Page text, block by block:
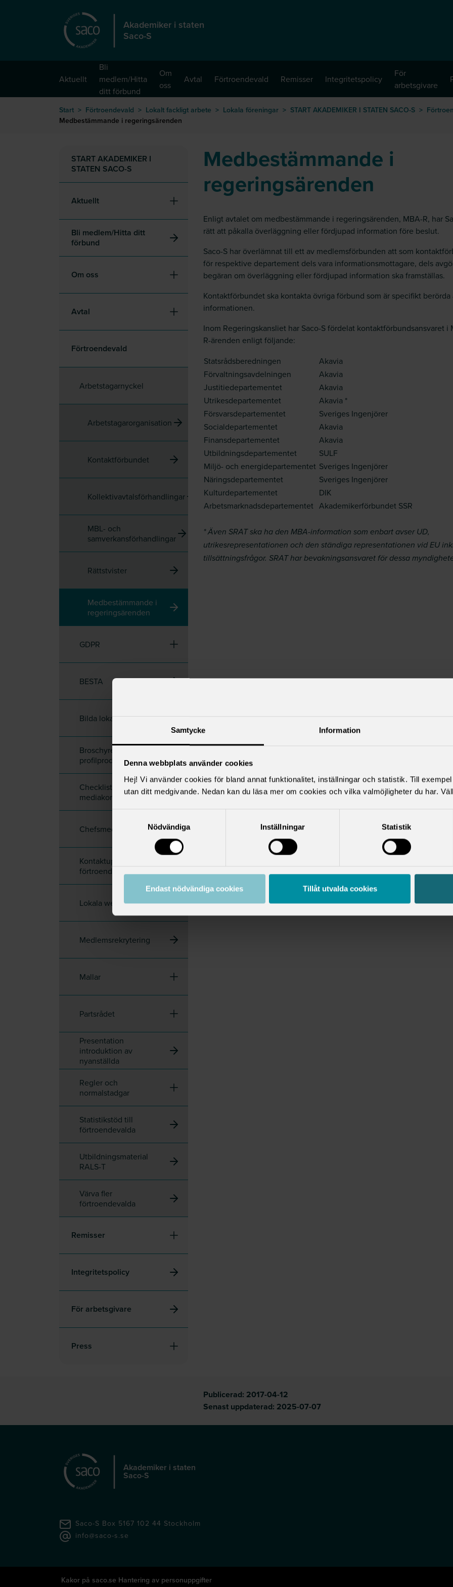
Samtycke Information
Denna webbplats använder cookies
Hej! Vi använder cookies för bland annat funktionalitet, inställningar och statistik. Till
utan ditt medgivande. Nedan kan du läsa mer om cookies och vilka valmöjligheter du har.
Nödvändiga
Inställningar Statistik
Endast nödvändiga cookies Tillåt utvalda cookies
Akademiker i staten
Saco-S
Aktuellt
Bli
medlem/Hitta
ditt förbund
Om
oss
Avtal Förtroendevald Remisser Integritetspolicy
För
arbetsgivare
Start > Förtroendevald > Lokalt fackligt arbete > Lokala föreningar > START AKADEMIKER I STATEN SACO-S >
Medbestämmande i regeringsärenden
START AKADEMIKER I
STATEN SACO-S
Aktuellt
Bli medlem/Hitta ditt
förbund
Om oss
Avtal
Förtroendevald
Arbetstagarnyckel
Arbetstagarorganisation
Kontaktförbundet
Kollektivavtalsförhandlingar
MBL- och
samverkansförhandlingar
Rättstvister
Medbestämmande i
regeringsärenden
GDPR
BESTA
Bilda lokalförening
Broschyrer och
profilprodukter
Checklista för
mediakontakter
Chefsmedlemmar
Kontaktuppgifter till
förtroendevalda
Lokala webbplatser
Medlemsrekrytering
Mallar
Partsrådet
Presentation
introduktion av
nyanställda
Regler och
normalstadgar
Statistikstöd till
förtroendevalda
Utbildningsmaterial
RALS-T
Värva fler
förtroendevalda
Remisser
Integritetspolicy
För arbetsgivare
Press
Medbestämmande i
regeringsärenden
Enligt avtalet om medbestämmande i regeringsärenden, MBA-R, har
rätt att påkalla överläggning eller fördjupad information före beslut.
Saco-S har överlämnat till ett av medlemsförbunden att som
för respektive departement dels vara informationsmottagare, dels
begäran om överläggning eller fördjupad information ska framställas.
Kontaktförbundet ska kontakta övriga förbund som är specifikt berörda
informationen.
Inom Regeringskansliet har Saco-S fördelat kontaktförbundsansvaret i
R-ärenden enligt följande:
Statsrådsberedningen
Akavia
Förvaltningsavdelningen
Akavia
Justitiedepartementet
Akavia
Utrikesdepartementet
Akavia *
Försvarsdepartementet
Sveriges Ingenjörer
Socialdepartementet
Akavia
Finansdepartementet
Akavia
Utbildningsdepartementet
SULF
Miljö- och energidepartementet Sveriges Ingenjörer
Näringsdepartementet
Sveriges Ingenjörer
Kulturdepartementet
DIK
Arbetsmarknadsdepartementet Akademikerförbundet SSR
* Även SRAT ska ha den MBA-information som enbart avser UD,
utrikesrepresentationen och den ständiga representationen vid EU
tillsättningsfrågor. SRAT har bevakningsansvaret för dessa
Publicerad: 2017-04-12
Senast uppdaterad: 2025-07-07
Akademiker i staten
Saco-S
Saco-S Box 5167 102 44 Stockholm
info@saco-s.se
Kakor på saco.se Hantering av personuppgifter